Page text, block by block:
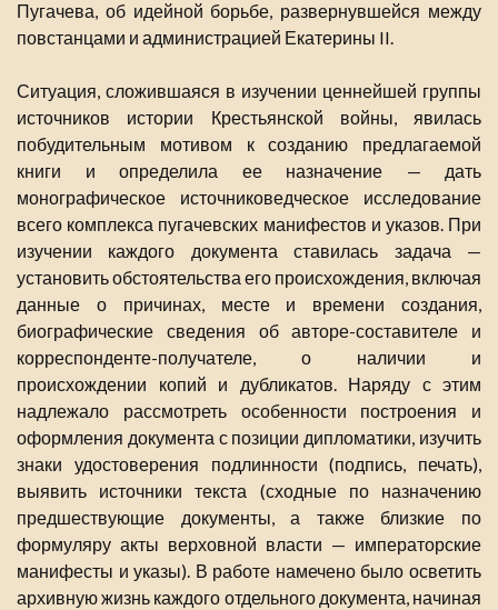
Пугачева, об идейной борьбе, развернувшейся между
повстанцами и администрацией Екатерины II.
Ситуация, сложившаяся в изучении ценнейшей группы
источников истории Крестьянской войны, явилась
побудительным мотивом к созданию предлагаемой
книги и определила ее назначение — дать
монографическое источниковедческое исследование
всего комплекса пугачевских манифестов и указов. При
изучении каждого документа ставилась задача —
установить обстоятельства его происхождения, включая
данные о причинах, месте и времени создания,
биографические сведения об авторе-составителе и
корреспонденте-получателе, о наличии и
происхождении копий и дубликатов. Наряду с этим
надлежало рассмотреть особенности построения и
оформления документа с позиции дипломатики, изучить
знаки удостоверения подлинности (подпись, печать),
выявить источники текста (сходные по назначению
предшествующие документы, а также близкие по
формуляру акты верховной власти — императорские
манифесты и указы). В работе намечено было осветить
архивную жизнь каждого отдельного документа, начиная